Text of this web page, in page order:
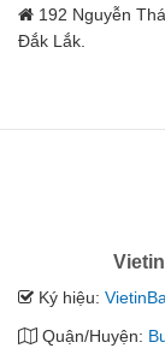
192 Nguyễn
Đắk Lắk.
Ký hiệu:
Quận/Huyện: